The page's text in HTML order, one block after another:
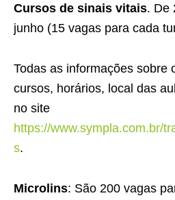
Cursos de sinais vitais. De
junho (15 vagas para cada
Todas as informações sobre
cursos, horários, local das
no site
https://www.sympla.com.br/
s.
Microlins: São 200 vagas